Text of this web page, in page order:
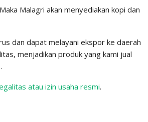
Malagri akan menyediakan kopi dan
dan dapat melayani ekspor ke daerah
menjadikan produk yang kami jual
atau izin usaha resmi.